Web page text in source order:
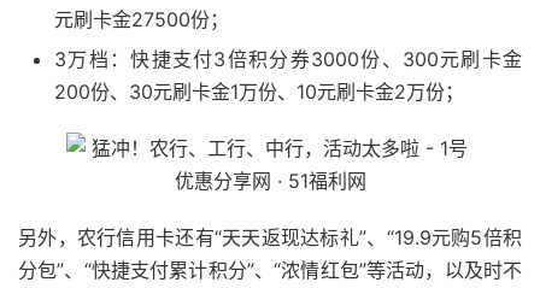
元刷卡金27500份；
3万档：快捷支付3倍积分券3000份、300元刷卡金
200份、30元刷卡金1万份、10元刷卡金2万份；
另外，农行信用卡还有“天天返现达标礼”、“19.9元购5倍积
分包”、“快捷支付累计积分”、“浓情红包”等活动，以及时不